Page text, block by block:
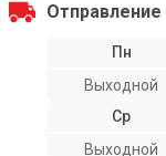
Отправление
Пн
Выходной
Ср
Выходной